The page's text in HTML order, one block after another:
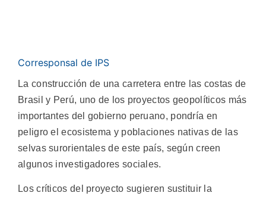
Corresponsal de IPS
La construcción de una carretera entre las costas de
Brasil y Perú, uno de los proyectos geopolíticos más
importantes del gobierno peruano, pondría en
peligro el ecosistema y poblaciones nativas de las
selvas surorientales de este país, según creen
algunos investigadores sociales.
Los críticos del proyecto sugieren sustituir la